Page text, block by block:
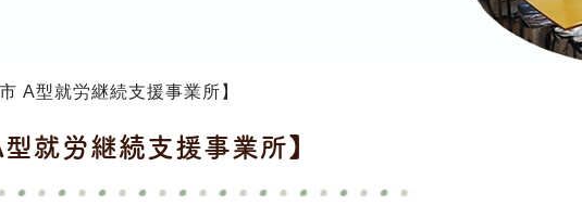
A型就労継続支援事業所】
就労継続支援事業所】